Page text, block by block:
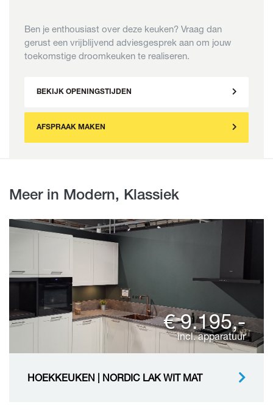
Ben je enthousiast over deze keuken? Vraag dan
gerust een vrijblijvend adviesgesprek aan om jouw
toekomstige droomkeuken te realiseren.
BEKIJK OPENINGSTIJDEN
AFSPRAAK MAKEN
Meer in Modern, Klassiek
€ 9.195,-
incl. apparatuur
HOEKKEUKEN | NORDIC LAK WIT MAT